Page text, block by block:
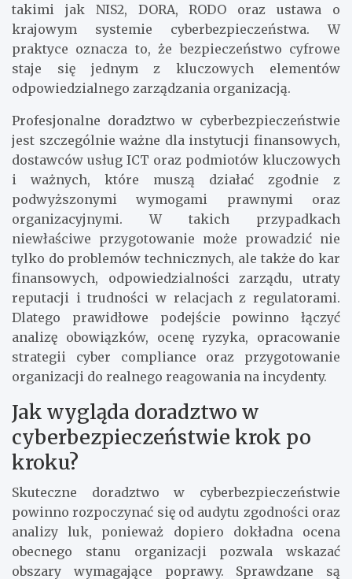
takimi jak NIS2, DORA, RODO oraz ustawa o
krajowym systemie cyberbezpieczeństwa. W
praktyce oznacza to, że bezpieczeństwo cyfrowe
staje się jednym z kluczowych elementów
odpowiedzialnego zarządzania organizacją.
Profesjonalne doradztwo w cyberbezpieczeństwie
jest szczególnie ważne dla instytucji finansowych,
dostawców usług ICT oraz podmiotów kluczowych
i ważnych, które muszą działać zgodnie z
podwyższonymi wymogami prawnymi oraz
organizacyjnymi. W takich przypadkach
niewłaściwe przygotowanie może prowadzić nie
tylko do problemów technicznych, ale także do kar
finansowych, odpowiedzialności zarządu, utraty
reputacji i trudności w relacjach z regulatorami.
Dlatego prawidłowe podejście powinno łączyć
analizę obowiązków, ocenę ryzyka, opracowanie
strategii cyber compliance oraz przygotowanie
organizacji do realnego reagowania na incydenty.
Jak wygląda doradztwo w
cyberbezpieczeństwie krok po
kroku?
Skuteczne doradztwo w cyberbezpieczeństwie
powinno rozpoczynać się od audytu zgodności oraz
analizy luk, ponieważ dopiero dokładna ocena
obecnego stanu organizacji pozwala wskazać
obszary wymagające poprawy. Sprawdzane są